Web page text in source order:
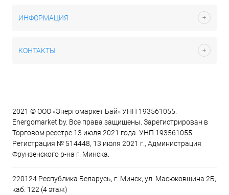
ИНФОРМАЦИЯ
КОНТАКТЫ
2021 © ООО «Энергомаркет Бай» УНП 193561055.
Energomarket.by. Все права защищены. Зарегистрирован в
Торговом реестре 13 июля 2021 года. УНП 193561055.
Регистрация № 514448, 13 июля 2021 г., Администрация
Фрунзенского р-на г. Минска.
220124 Республика Беларусь, г. Минск, ул. Масюковщина 2Б,
каб. 122 (4 этаж)